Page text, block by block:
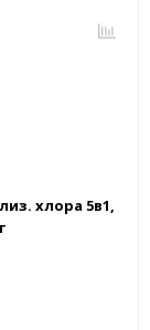
хлора 5в1,